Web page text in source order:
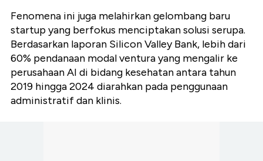
Fenomena ini juga melahirkan gelombang baru
startup yang berfokus menciptakan solusi serupa.
Berdasarkan laporan Silicon Valley Bank, lebih dari
60% pendanaan modal ventura yang mengalir ke
perusahaan AI di bidang kesehatan antara tahun
2019 hingga 2024 diarahkan pada penggunaan
administratif dan klinis.